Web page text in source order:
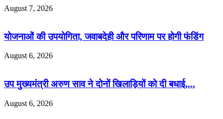
August 7, 2026
योजनाओं की उपयोगिता, जवाबदेही और परिणाम पर होगी फंडिंग
August 6, 2026
उप मुख्यमंत्री अरुण साव ने दोनों खिलाड़ियों को दी बधाई,...
August 6, 2026